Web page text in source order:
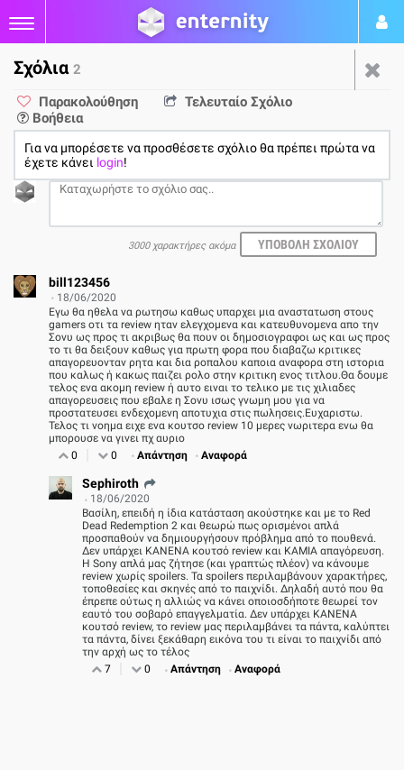
Let's Play The Last of Us:
Part II
απόΠαύλος Παπαπαύλου
2
Enternity TV - ΝΕΟ VIDEO: Marvel Tokon: Fighting
Souls, ΞΥΛΟ στο PS5 PRO
Σχόλια 2
Παρακολούθηση
Τελευταίο Σχόλιο
Βοήθεια
Για να μπορέσετε να προσθέσετε σχόλιο θα πρέπει πρώτα να
έχετε κάνει login!
3000 χαρακτήρες ακόμα
bill123456
18/06/2020
Eγω θα ηθελα να ρωτησω καθως υπαρχει μια αναστατωση στους
gamers οτι τα review ηταν ελεγχομενα και κατευθυνομενα απο την
Σονυ ως προς τι ακριβως θα πουν οι δημοσιογραφοι ως και ως προς
το τι θα δειξουν καθως για πρωτη φορα που διαβαζω κριτικες
απαγορευονταν ρητα και δια ροπαλου καποια αναφορα στη ιστορια
που καλως ή κακως παιζει ρολο στην κριτικη ενος τιτλου.Θα δουμε
τελος ενα ακομη review ή αυτο ειναι το τελικο με τις χιλιαδες
απαγορευσεις που εβαλε η Σονυ ισως γνωμη μου για να
προστατευσει ενδεχομενη αποτυχια στις πωλησεις.Ευχαριστω.
Τελος τι νοημα ειχε ενα κουτσο review 10 μερες νωριτερα ενω θα
μπορουσε να γινει πχ αυριο
0
0 Απάντηση Αναφορά
Sephiroth
18/06/2020
Βασίλη, επειδή η ίδια κατάσταση ακούστηκε και με το Red
Dead Redemption 2 και θεωρώ πως ορισμένοι απλά
προσπαθούν να δημιουργήσουν πρόβλημα από το πουθενά.
Δεν υπάρχει ΚΑΝΕΝΑ κουτσό review και ΚΑΜΙΑ απαγόρευση.
Η Sony απλά μας ζήτησε (και γραπτώς πλέον) να κάνουμε
review χωρίς spoilers. Τα spoilers περιλαμβάνουν χαρακτήρες,
τοποθεσίες και σκηνές από το παιχνίδι. Δηλαδή αυτό που θα
έπρεπε ούτως η αλλιώς να κάνει οποιοσδήποτε θεωρεί τον
εαυτό του σοβαρό επαγγελματία. Δεν υπάρχει ΚΑΝΕΝΑ
κουτσό review, το review μας περιλαμβάνει τα πάντα, καλύπτει
τα πάντα, δίνει ξεκάθαρη εικόνα του τι είναι το παιχνίδι από
την αρχή ως το τέλος
7
0 Απάντηση Αναφορά